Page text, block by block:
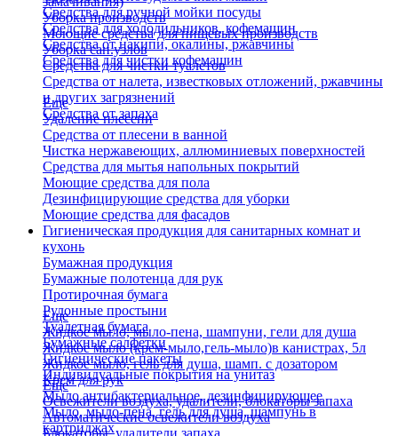
Средства для ручной мойки посуды
Средства для холодильников, кофемашин
Средства от накипи, окалины, ржавчины
Средства для чистки кофемашин
Уборка производств
Моющие средства для пищевых производств
Уборка сан.узлов
Средства для чистки туалетов
Средства от налета, известковых отложений, ржавчины
и других загрязнений
Средства от запаха
Еще
Удаление плесени
Средства от плесени в ванной
Чистка нержавеющих, аллюминиевых поверхностей
Средства для мытья напольных покрытий
Моющие средства для пола
Дезинфицирующие средства для уборки
Моющие средства для фасадов
Гигиеническая продукция для санитарных комнат и
кухонь
Бумажная продукция
Бумажные полотенца для рук
Протирочная бумага
Рулонные простыни
Туалетная бумага
Бумажные салфетки
Гигиенические пакеты
Индивидуальные покрытия на унитаз
Еще
Жидкое мыло, мыло-пена, шампуни, гели для душа
Жидкое мыло (крем-мыло,гель-мыло)в канистрах, 5л
Жидкое мыло, гель для душа, шамп. с дозатором
Крем для рук
Мыло антибактериальное, дезинфицирующее
Мыло, мыло-пена, гель для душа, шампунь в
картриджах
Еще
Освежители воздуха, удалители, блокаторы запаха
Автоматические освежители воздуха
Блокаторы, удалители запаха